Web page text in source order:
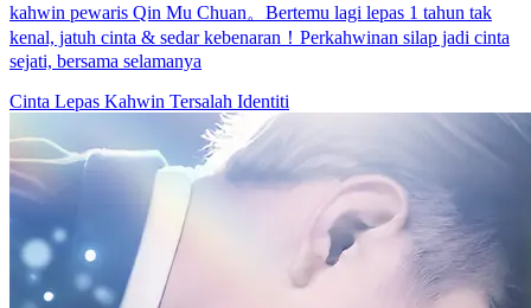
kahwin pewaris Qin Mu Chuan。Bertemu lagi lepas 1 tahun tak
kenal, jatuh cinta & sedar kebenaran！Perkahwinan silap jadi cinta
sejati, bersama selamanya
Cinta Lepas Kahwin Tersalah Identiti